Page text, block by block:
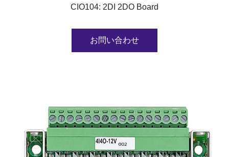
CIO104: 2DI 2DO Board
お問い合わせ